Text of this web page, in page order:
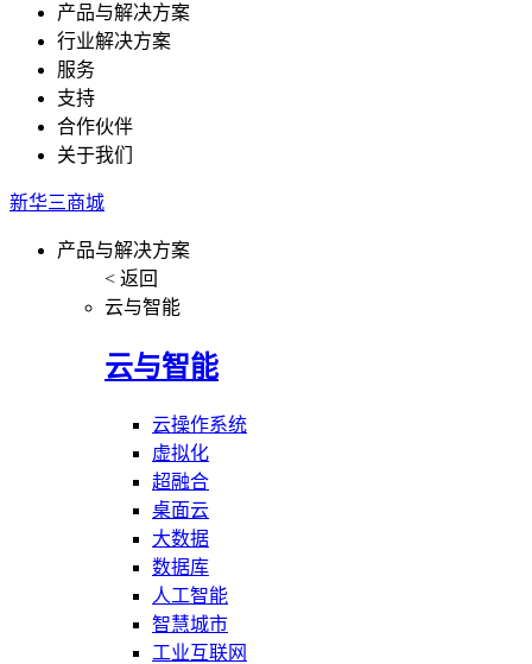
产品与解决方案
行业解决方案
服务
支持
合作伙伴
关于我们
新华三商城
产品与解决方案
< 返回
云与智能
云与智能
云操作系统
虚拟化
超融合
桌面云
大数据
数据库
人工智能
智慧城市
工业互联网